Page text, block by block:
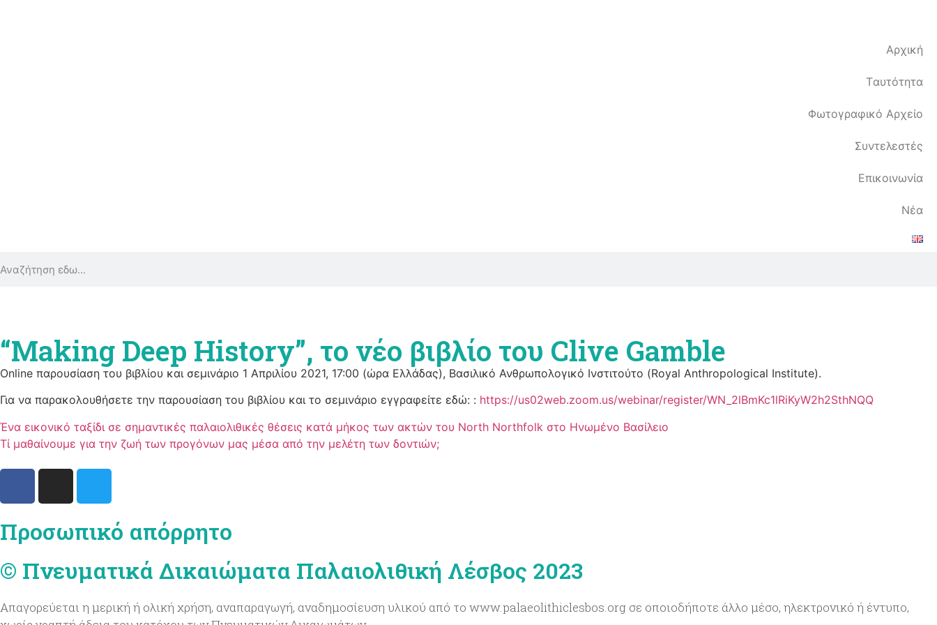
Αρχική
Tαυτότητα
Φωτογραφικό Αρχείο
Συντελεστές
Επικοινωνία
Νέα
“Making Deep History”, το νέο βιβλίο του Clive Gamble
Online παρουσίαση του βιβλίου και σεμινάριο 1 Απριλίου 2021, 17:00 (ώρα Ελλάδας), Βασιλικό Ανθρωπολογικό Ινστιτούτο (Royal Anthropological Institute).
Για να παρακολουθήσετε την παρουσίαση του βιβλίου και το σεμινάριο εγγραφείτε εδώ: : https://us02web.zoom.us/webinar/register/WN_2lBmKc1lRiKyW2h2SthNQQ
Ένα εικονικό ταξίδι σε σημαντικές παλαιολιθικές θέσεις κατά μήκος των ακτών του North Northfolk στο Ηνωμένο Βασίλειο
Τί μαθαίνουμε για την ζωή των προγόνων μας μέσα από την μελέτη των δοντιών;
Προσωπικό απόρρητο
© Πνευματικά Δικαιώματα Παλαιολιθική Λέσβος 2023
Απαγορεύεται η μερική ή ολική χρήση, αναπαραγωγή, αναδημοσίευση υλικού από το www.palaeolithiclesbos.org σε οποιοδήποτε άλλο μέσο, ηλεκτρονικό ή έντυπο,